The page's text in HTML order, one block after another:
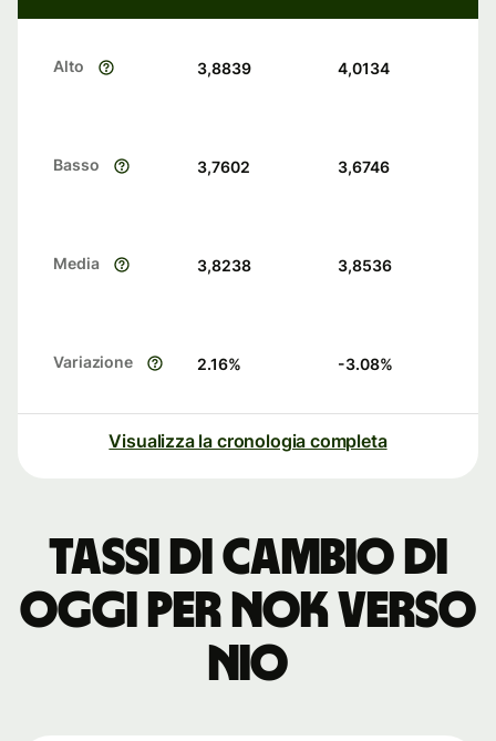
Alto 3,8839 4,0134
Basso 3,7602 3,6746
Media 3,8238 3,8536
Variazione 2.16% -3.08%
Visualizza la cronologia completa
Tassi di cambio di
oggi per NOK verso
NIO